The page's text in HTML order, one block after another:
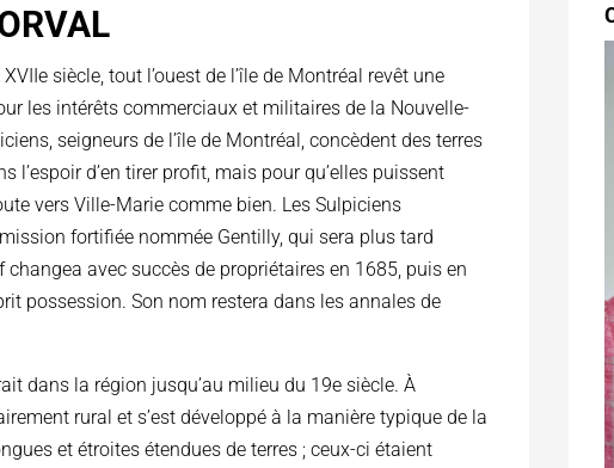
siècle, tout l’ouest de l’île de Montréal revêt une
les intérêts commerciaux et militaires de la Nouvelle-
seigneurs de l’île de Montréal, concèdent des terres
l’espoir d’en tirer profit, mais pour qu’elles puissent
vers Ville-Marie comme bien. Les Sulpiciens
fortifiée nommée Gentilly, qui sera plus tard
changea avec succès de propriétaires en 1685, puis en
possession. Son nom restera dans les annales de
dans la région jusqu’au milieu du 19e siècle. À
rural et s’est développé à la manière typique de la
et étroites étendues de terres ; ceux-ci étaient